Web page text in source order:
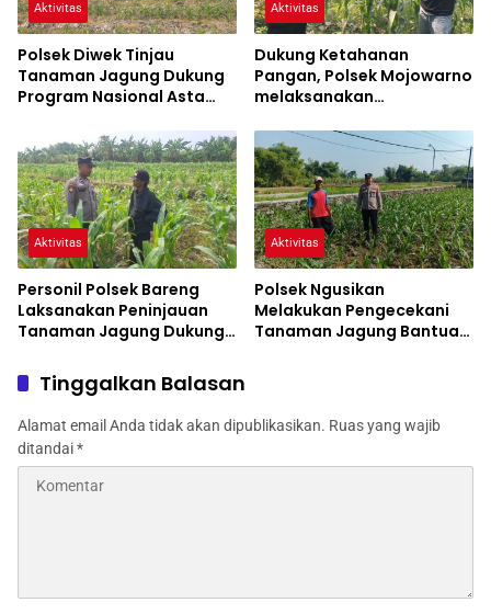
Aktivitas
Polsek Diwek Tinjau
Tanaman Jagung Dukung
Program Nasional Asta
Aktivitas
Dukung Ketahanan
Pangan, Polsek Mojowarno
melaksanakan
Jagung
Aktivitas
Personil Polsek Bareng
Laksanakan Peninjauan
Tanaman Jagung Dukung
Pangan
Aktivitas
Polsek Ngusikan
Melakukan Pengecekani
Tanaman Jagung Bantuan
Tinggalkan Balasan
Alamat email Anda tidak akan dipublikasikan. Ruas yang wajib
ditandai*